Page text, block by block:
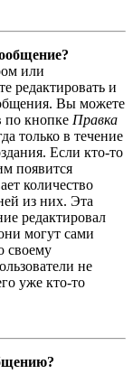
или
редактировать и
Вы можете
по кнопке Правка
только в течение
Если кто-то
появится
количество
из них. Эта
редактировал
могут сами
своему
не
уже кто-то